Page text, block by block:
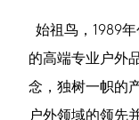
始祖鸟，1989
的高端专业户外
念，独树一帜的
户外领域的领先